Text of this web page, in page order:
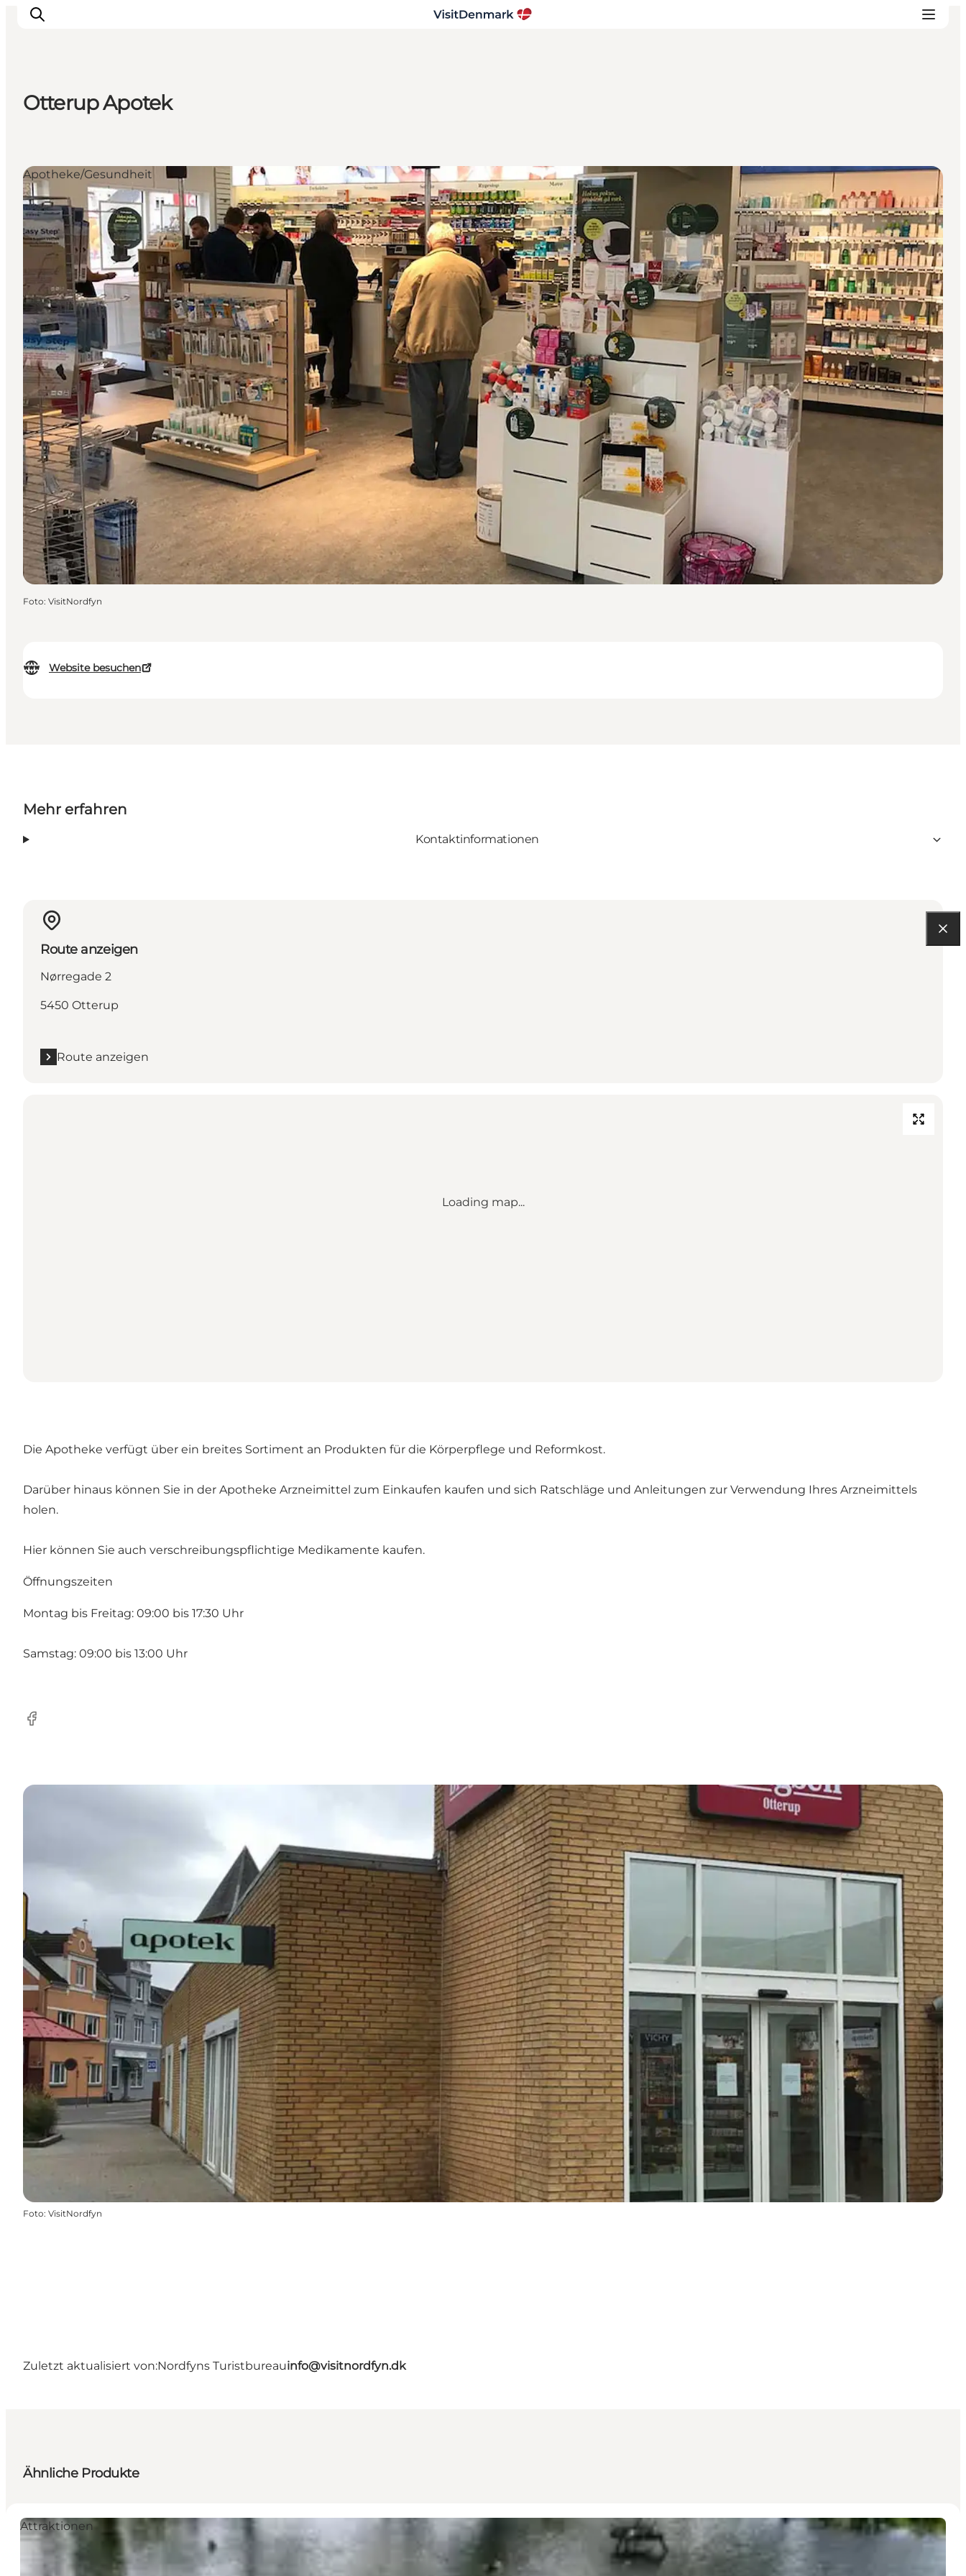
Erlebnisse
Unterkünfte
Reiseplanung
Otterup Apotek
Website besuchen
Apotheke/Gesundheit
Foto: VisitNordfyn
Mehr erfahren
Kontaktinformationen
Route anzeigen
Nørregade 2
5450 Otterup
Route anzeigen
Loading map...
Die Apotheke verfügt über ein breites Sortiment an Produkten für die Körperpflege und Reformkost.
Darüber hinaus können Sie in der Apotheke Arzneimittel zum Einkaufen kaufen und sich Ratschläge und Anleitungen zur Verwendung Ihres Arzneimittels
holen.
Hier können Sie auch verschreibungspflichtige Medikamente kaufen.
Öffnungszeiten
Montag bis Freitag: 09:00 bis 17:30 Uhr
Samstag: 09:00 bis 13:00 Uhr
Facebook
Foto: VisitNordfyn
Zuletzt aktualisiert von:Nordfyns Turistbureauinfo@visitnordfyn.dk
Ähnliche Produkte
Attraktionen